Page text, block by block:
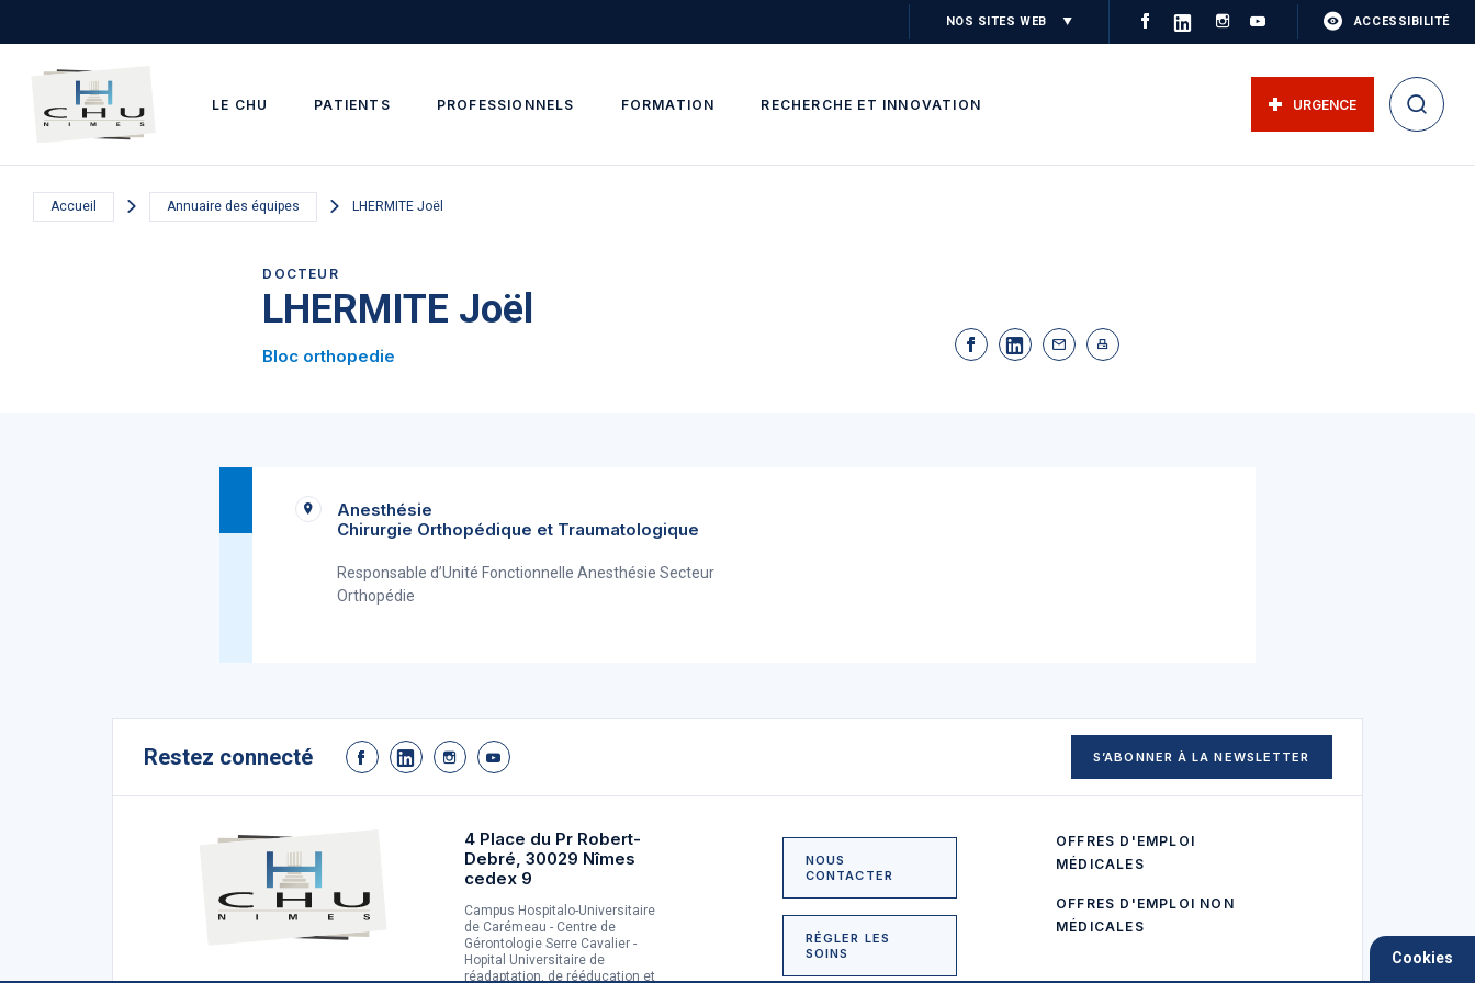
LE CHU PATIENTS PROFESSIONNELS FORMATION RECHERCHE ET INNOVATION
NOS SITES WEB ACCESSIBILITÉ
URGENCE
Accueil Annuaire des équipes LHERMITE Joël
DOCTEUR
LHERMITE Joël
Bloc orthopedie
Anesthésie
Chirurgie Orthopédique et Traumatologique
Responsable d’Unité Fonctionnelle Anesthésie Secteur
Orthopédie
Restez connecté S’ABONNER À LA NEWSLETTER
4 Place du Pr Robert-
Debré, 30029 Nîmes
cedex 9
Campus Hospitalo-Universitaire
de Carémeau - Centre de
Gérontologie Serre Cavalier -
Hopital Universitaire de
réadaptation, de rééducation et
NOUS
CONTACTER
RÉGLER LES
SOINS
OFFRES D'EMPLOI
MÉDICALES
OFFRES D'EMPLOI NON
MÉDICALES
Cookies